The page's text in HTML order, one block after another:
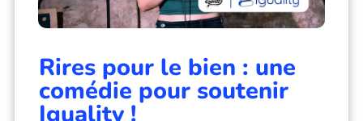
Rires pour le bien : une
comédie pour soutenir
Iguality !